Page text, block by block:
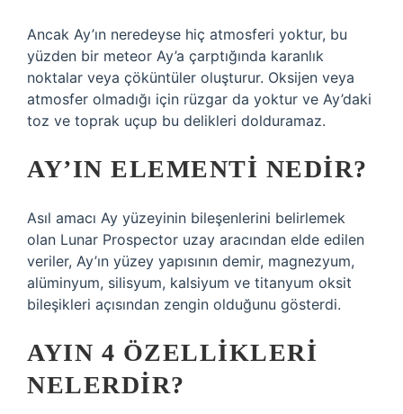
Ancak Ay’ın neredeyse hiç atmosferi yoktur, bu
yüzden bir meteor Ay’a çarptığında karanlık
noktalar veya çöküntüler oluşturur. Oksijen veya
atmosfer olmadığı için rüzgar da yoktur ve Ay’daki
toz ve toprak uçup bu delikleri dolduramaz.
AY’IN ELEMENTI NEDIR?
Asıl amacı Ay yüzeyinin bileşenlerini belirlemek
olan Lunar Prospector uzay aracından elde edilen
veriler, Ay’ın yüzey yapısının demir, magnezyum,
alüminyum, silisyum, kalsiyum ve titanyum oksit
bileşikleri açısından zengin olduğunu gösterdi.
AYIN 4 ÖZELLIKLERI
NELERDIR?